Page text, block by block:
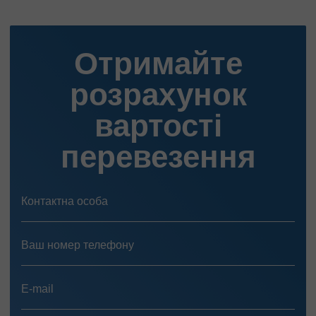
Отримайте
розрахунок
вартості
перевезення